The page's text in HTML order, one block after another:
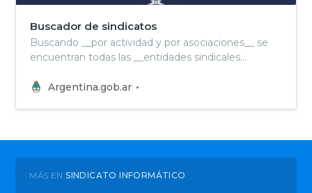
Buscador de sindicatos
Buscando __por actividad y por asociaciones__ se
encuentran todas las __entidades sindicales
actividad, provincia y grado__ y optar entre
Argentina.gob.ar
MÁS EN SINDICATO INFORMÁTICO